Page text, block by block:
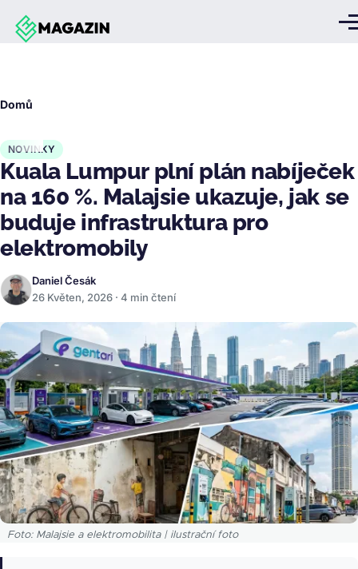
Přejít k hlavnímu obsahu
Domů
NOVINKY
Kuala Lumpur plní plán nabíječek
na 160 %. Malajsie ukazuje, jak se
buduje infrastruktura pro
elektromobily
Daniel Česák
26 Květen, 2026 · 4 min čtení
Foto: Malajsie a elektromobilita | ilustrační foto